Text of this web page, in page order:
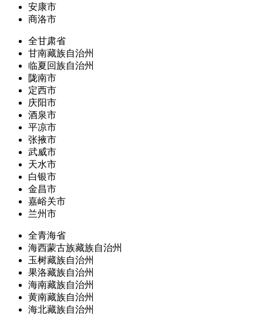
安康市
商洛市
全甘肃省
甘南藏族自治州
临夏回族自治州
陇南市
定西市
庆阳市
酒泉市
平凉市
张掖市
武威市
天水市
白银市
金昌市
嘉峪关市
兰州市
全青海省
海西蒙古族藏族自治州
玉树藏族自治州
果洛藏族自治州
海南藏族自治州
黄南藏族自治州
海北藏族自治州